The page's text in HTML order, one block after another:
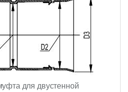
для двустенной